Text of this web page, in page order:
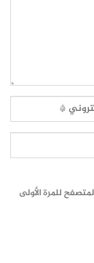
للمرة الأولى